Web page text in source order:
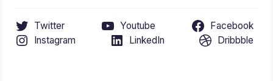
Twitter Youtube
Facebook
Instagram
LinkedIn Dribbble